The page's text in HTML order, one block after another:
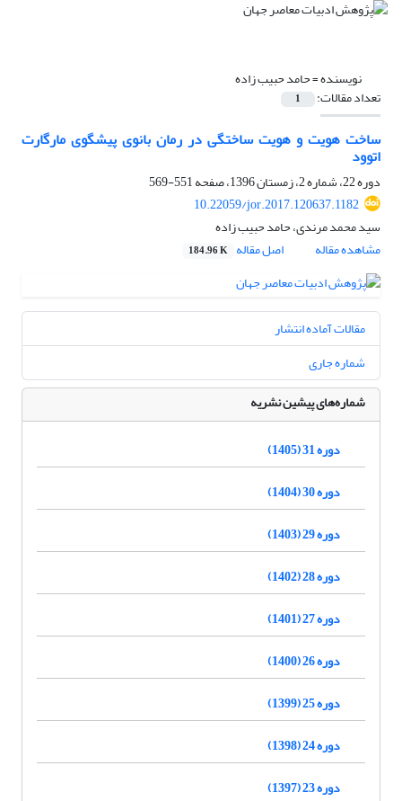
نویسنده =حامد حبیب زاده
تعداد مقالات: 1
ساخت هویت و هویت ساختگی در رمان بانوی پیشگوی مارگارت
اتوود
دوره 22، شماره 2، زمستان 1396، صفحه
551-569
10.22059/jor.2017.120637.1182
سید محمد مرندی، حامد حبیب زاده
مشاهده مقاله
اصل مقاله 184.96 K
مقالات آماده انتشار
شماره جاری
شماره‌های پیشین نشریه
دوره 31 (1405)
دوره 30 (1404)
دوره 29 (1403)
دوره 28 (1402)
دوره 27 (1401)
دوره 26 (1400)
دوره 25 (1399)
دوره 24 (1398)
دوره 23 (1397)